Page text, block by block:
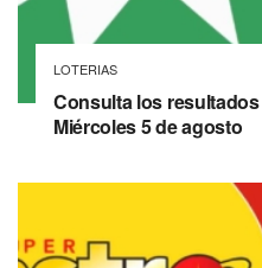
LOTERIAS
Consulta los
Miércoles 5 de agosto